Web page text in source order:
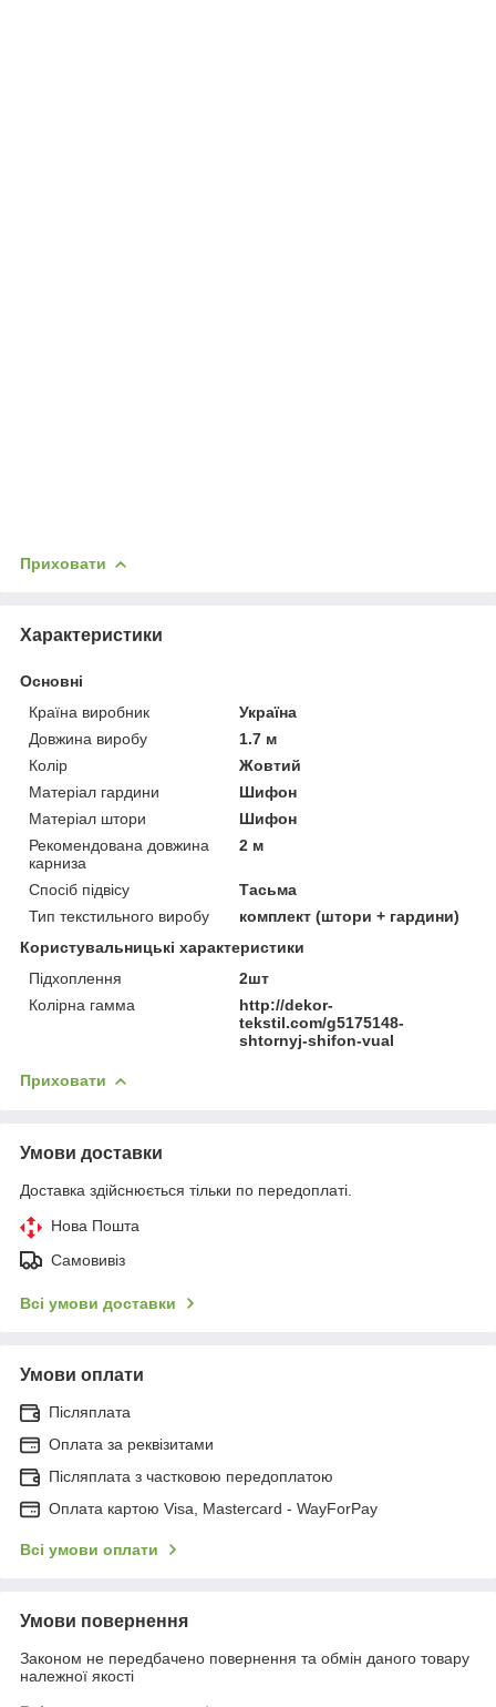
Приховати
Характеристики
Основні
Країна виробник
Україна
Довжина виробу
1.7 м
Колір
Жовтий
Матеріал гардини
Шифон
Матеріал штори
Шифон
Рекомендована довжина
карниза
2 м
Спосіб підвісу
Тасьма
Тип текстильного виробу
комплект (штори + гардини)
Користувальницькі характеристики
Підхоплення
2шт
Колірна гамма
http://dekor-
tekstil.com/g5175148-
shtornyj-shifon-vual
Приховати
Умови доставки
Доставка здійснюється тільки по передоплаті.
Нова Пошта
Самовивіз
Всі умови доставки
Умови оплати
Післяплата
Оплата за реквізитами
Післяплата з частковою передоплатою
Оплата картою Visa, Mastercard - WayForPay
Всі умови оплати
Умови повернення
Законом не передбачено повернення та обмін даного товару
належної якості